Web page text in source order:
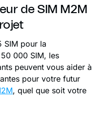
de SIM M2M
SIM pour la
000 SIM, les
peuvent vous aider à
pour votre futur
, quel que soit votre